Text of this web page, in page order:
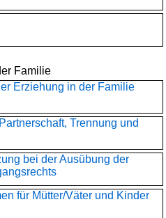
Familie
Erziehung in der Familie
Trennung und
bei der Ausübung der
für Mütter/Väter und Kinder